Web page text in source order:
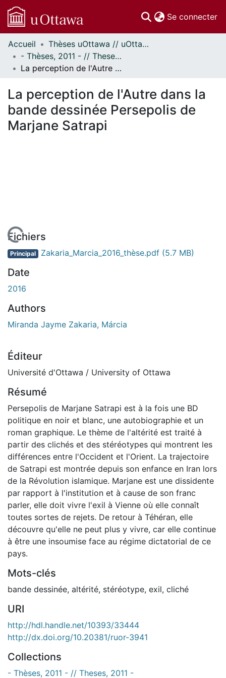
Se connecter
Communautés
et collections
Parcourir
À propos
Accueil
Thèses uOttawa // uOttawa Theses
- Thèses, 2011 - // Theses, 2011 -
La perception de l'Autre dans la bande dessinée Persepolis de Marjane Satrapi
La perception de l'Autre dans la
bande dessinée Persepolis de
Marjane Satrapi
En cours de chargement...
Fichiers
Principal Zakaria_Marcia_2016_thèse.pdf (5.7 MB)
Date
2016
Authors
Miranda Jayme Zakaria, Márcia
Éditeur
Université d'Ottawa / University of Ottawa
Résumé
Persepolis de Marjane Satrapi est à la fois une BD
politique en noir et blanc, une autobiographie et un
roman graphique. Le thème de l'altérité est traité à
partir des clichés et des stéréotypes qui montrent les
différences entre l'Occident et l'Orient. La trajectoire
de Satrapi est montrée depuis son enfance en Iran lors
de la Révolution islamique. Marjane est une dissidente
par rapport à l'institution et à cause de son franc
parler, elle doit vivre l'exil à Vienne où elle connaît
toutes sortes de rejets. De retour à Téhéran, elle
découvre qu'elle ne peut plus y vivre, car elle continue
à être une insoumise face au régime dictatorial de ce
pays.
Mots-clés
bande dessinée, altérité, stéréotype, exil, cliché
URI
http://hdl.handle.net/10393/33444
http://dx.doi.org/10.20381/ruor-3941
Collections
- Thèses, 2011 - // Theses, 2011 -